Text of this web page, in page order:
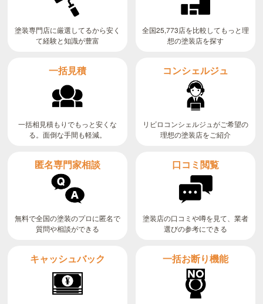
塗装専門店に厳選してるから安く
て経験と知識が豊富
全国25,773店を比較してもっと理
想の塗装店を探す
一括見積
一括相見積もりでもっと安くな
る。面倒な手間も軽減。
コンシェルジュ
リビロコンシェルジュがご希望の
理想の塗装店をご紹介
匿名専門家相談
無料で全国の塗装のプロに匿名で
質問や相談ができる
口コミ閲覧
塗装店の口コミや噂を見て、業者
選びの参考にできる
キャッシュバック 一括お断り機能